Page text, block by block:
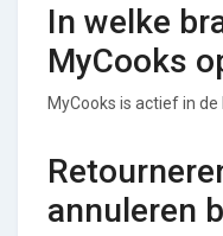
In welke
MyCooks
MyCooks is actief in
annuleren